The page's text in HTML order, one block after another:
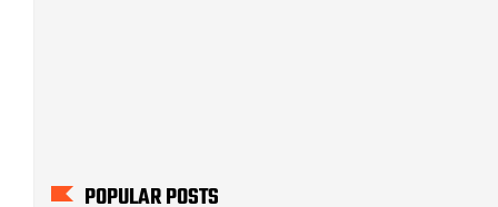
POPULAR POSTS